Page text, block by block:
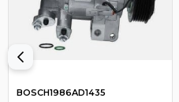
BOSCH1986AD1435